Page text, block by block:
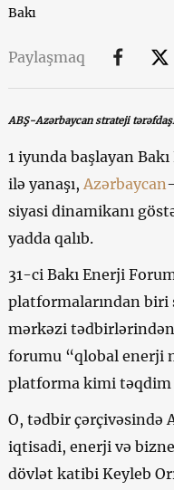
Bakı
Paylaşmaq
ABŞ-Azərbaycan strateji
1 iyunda başlayan
ilə yanaşı, Azərbaycan
siyasi dinamikanı
yadda qalıb.
31-ci Bakı Enerji
platformalarından biri
mərkəzi
forumu “qlobal enerji
platforma kimi təqdim
O, tədbir çərçivəsində
iqtisadi, enerji və
dövlət katibi Keyleb